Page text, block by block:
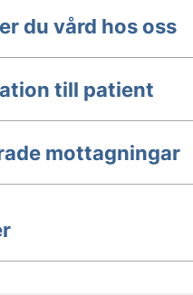
du vård hos oss
till patient
mottagningar